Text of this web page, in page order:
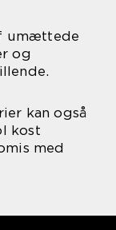
umættede
og
kan også
kost
med